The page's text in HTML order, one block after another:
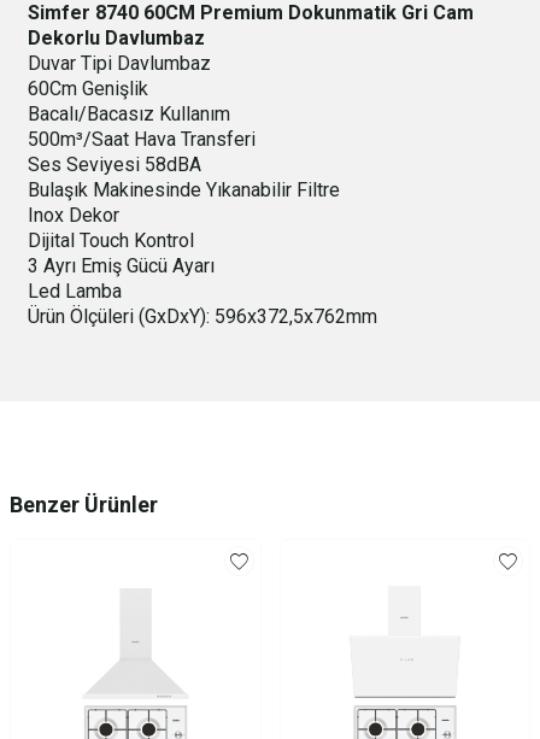
Simfer 8740 60CM Premium Dokunmatik Gri Cam
Dekorlu Davlumbaz
Duvar Tipi Davlumbaz
60Cm Genişlik
Bacalı/Bacasız Kullanım
500m³/Saat Hava Transferi
Ses Seviyesi 58dBA
Bulaşık Makinesinde Yıkanabilir Filtre
Inox Dekor
Dijital Touch Kontrol
3 Ayrı Emiş Gücü Ayarı
Led Lamba
Ürün Ölçüleri (GxDxY): 596x372,5x762mm
Benzer Ürünler